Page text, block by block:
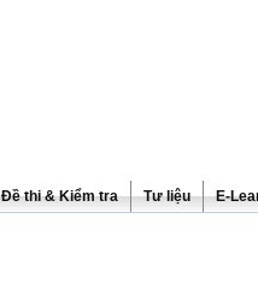
Đề thi & Kiểm tra Tư liệu E-